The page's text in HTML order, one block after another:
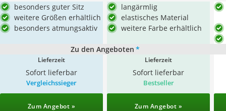
besonders guter Sitz
weitere Größen erhältlich
besonders atmungsaktiv
langärmlig
elastisches Material
weitere Farbe erhältlich
Zu den Angeboten *
Lieferzeit
Sofort lieferbar
Lieferzeit
Sofort lieferbar
Vergleichssieger
Zum Angebot »
Bestseller
Zum Angebot »